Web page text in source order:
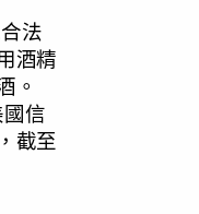
法
酒精
。
信
截至